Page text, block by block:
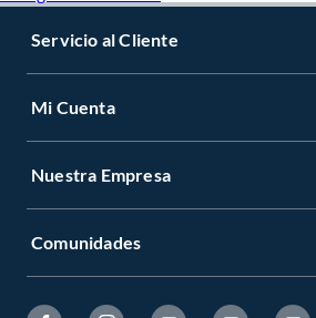
Servicio al Cliente
Mi Cuenta
Nuestra Empresa
Comunidades